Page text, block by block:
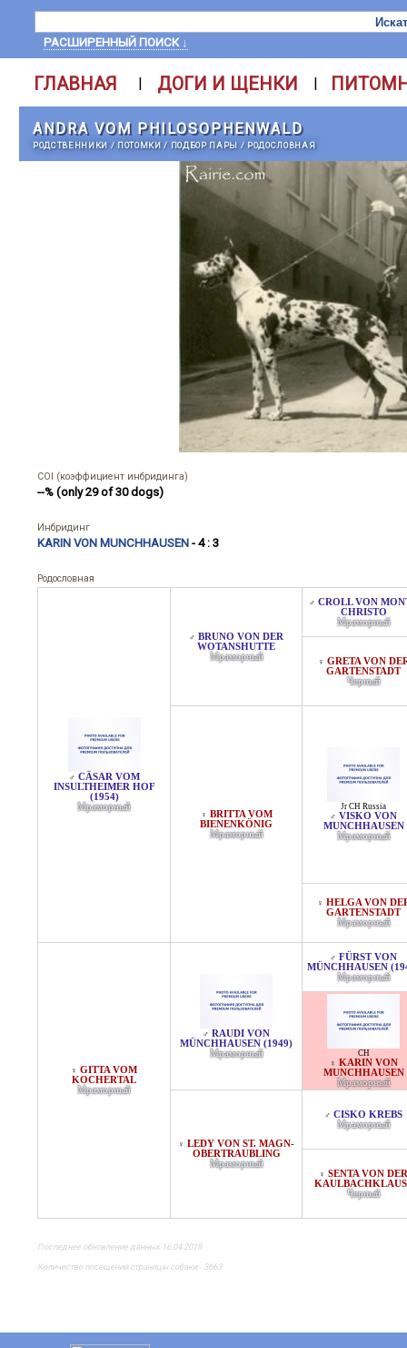
РАСШИРЕННЫЙ ПОИСК ↓
ГЛАВНАЯ | ДОГИ И ЩЕНКИ |
ANDRA VOM PHILOSOPHENWALD
РОДСТВЕННИКИ / ПОТОМКИ/ ПОДБОР ПАРЫ / РОДОСЛОВНАЯ
COI (коэффициент инбридинга)
--% (only 29 of 30 dogs)
Инбридинг
KARIN VON MUNCHHAUSEN - 4 : 3
Родословная
♂ CÄSAR VOM
INSULTHEIMER HOF
(1954)
Мраморный
♂ BRUNO VON DER
WOTANSHUTTE
Мраморный
♂ CROLL VON
CHRISTO
Мраморный
♀ GRETA VON
GARTENSTADT
Черный
♀ BRITTA VOM
BIENENKÖNIG
Мраморный
Jr CH Russia
♂ VISKO VON
MUNCHHAUSEN
Мраморный
♀ HELGA VON
GARTENSTADT
Мраморный
♀ GITTA VOM
KOCHERTAL
Мраморный
♂ RAUDI VON
MÜNCHHAUSEN (1949)
Мраморный
♂ FÜRST VON
MÜNCHHAUSEN
Мраморный
CH
♀ KARIN VON
MUNCHHAUSEN
Мраморный
♀ LEDY VON ST. MAGN-
OBERTRAUBLING
Мраморный
♂ CISKO KREBS
Мраморный
♀ SENTA VON DER
Черный
Последнее обновление данных 16.04.2018
Количество посещений страницы собаки - 3663